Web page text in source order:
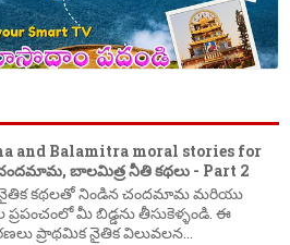
and Balamitra moral stories for
బాలమిత్ర నీతి కథలు - Part 2
కథలతో నిండిన చందమామ మరియు
ప్రపంచంలో మీ బిడ్డను తీసుకెళ్ళండి. ఈ
ప్రాథమిక నైతిక విలువలన...